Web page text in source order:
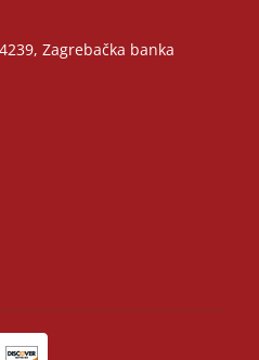
Zagrebačka banka